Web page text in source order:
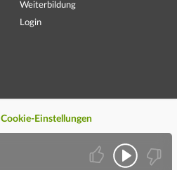
Weiterbildung
Login
Cookie-Einstellungen